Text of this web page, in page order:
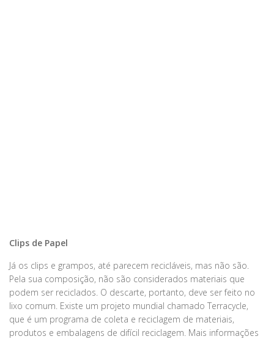
Clips de Papel
Já os clips e grampos, até parecem recicláveis, mas não são.
Pela sua composição, não são considerados materiais que
podem ser reciclados. O descarte, portanto, deve ser feito no
lixo comum. Existe um projeto mundial chamado Terracycle,
que é um programa de coleta e reciclagem de materiais,
produtos e embalagens de difícil reciclagem. Mais informações